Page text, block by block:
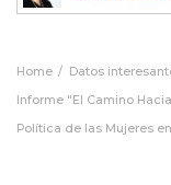
Home
Datos
Informe "El Camino
Política de las Mujeres